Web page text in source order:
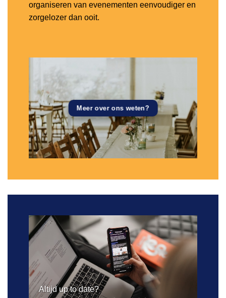
organiseren van evenementen eenvoudiger en
zorgelozer dan ooit.
Meer over ons weten?
Altijd up to date?